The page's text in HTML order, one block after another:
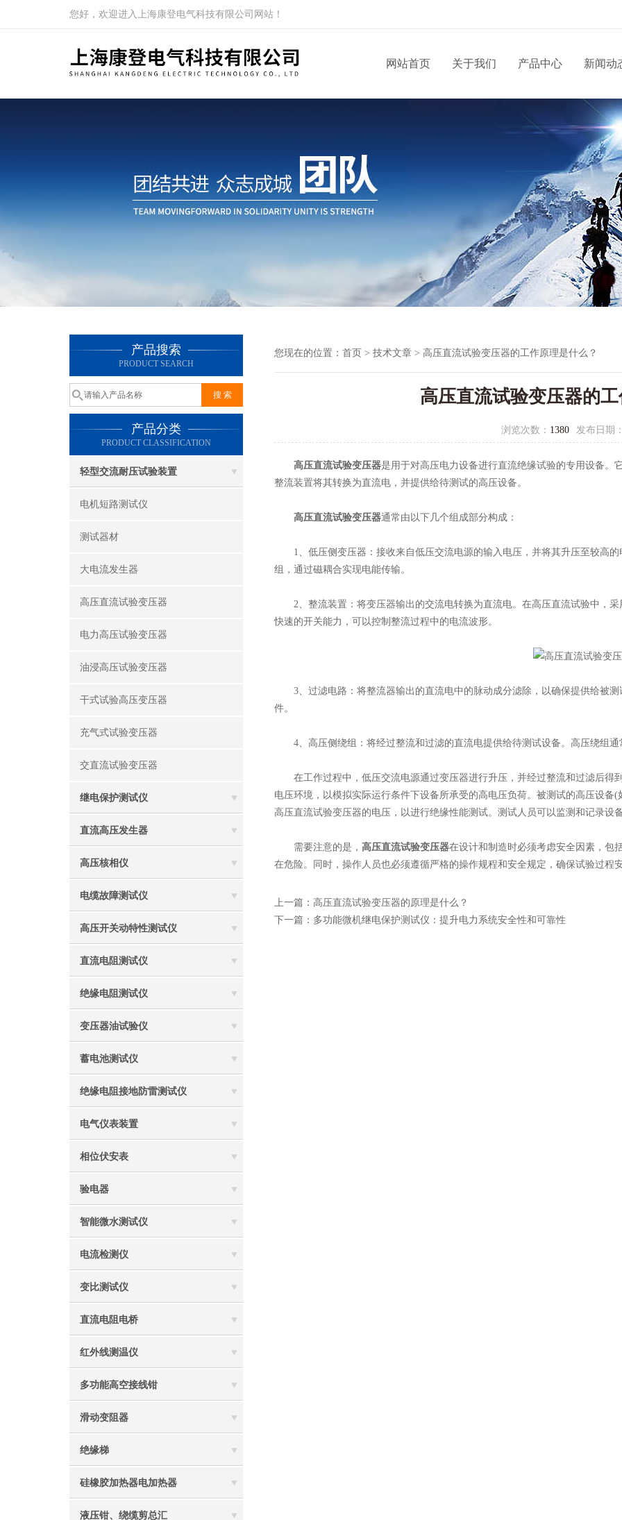
您好，欢迎进入上海康登电气科技有限公司网站！
网站首页 关于我们 产品中心 新闻动
产品搜索
PRODUCT SEARCH
产品分类
PRODUCT CLASSIFICATION
轻型交流耐压试验装置
电机短路测试仪
测试器材
大电流发生器
高压直流试验变压器
电力高压试验变压器
油浸高压试验变压器
干式试验高压变压器
充气式试验变压器
交直流试验变压器
继电保护测试仪
直流高压发生器
高压核相仪
电缆故障测试仪
高压开关动特性测试仪
直流电阻测试仪
绝缘电阻测试仪
变压器油试验仪
蓄电池测试仪
绝缘电阻接地防雷测试仪
电气仪表装置
相位伏安表
验电器
智能微水测试仪
电流检测仪
变比测试仪
直流电阻电桥
红外线测温仪
多功能高空接线钳
滑动变阻器
绝缘梯
硅橡胶加热器电加热器
液压钳、绕缆剪总汇
您现在的位置： 首页 > 技术文章 > 高压直流试验变压器的工作原理是什么？
高压直流试验变压器的
浏览次数： 1380 发布日期
高压直流试验变压器是用于对高压电力设备进行直流绝缘试验的专用设备。
整流装置将其转换为直流电，并提供给待测试的高压设备。
高压直流试验变压器通常由以下几个组成部分构成：
1、低压侧变压器：接收来自低压交流电源的输入电压，并将其升压至较高的
组，通过磁耦合实现电能传输。
2、整流装置：将变压器输出的交流电转换为直流电。在高压直流试验中，采
快速的开关能力，可以控制整流过程中的电流波形。
3、过滤电路：将整流器输出的直流电中的脉动成分滤除，以确保提供给被测
件。
4、高压侧绕组：将经过整流和过滤的直流电提供给待测试设备。高压绕组通
在工作过程中，低压交流电源通过变压器进行升压，并经过整流和过滤后得
电压环境，以模拟实际运行条件下设备所承受的高电压负荷。被测试的高压设
高压直流试验变压器的电压，以进行绝缘性能测试。测试人员可以监测和记录
需要注意的是， 高压直流试验变压器在设计和制造时必须考虑安全因素，包
在危险。同时，操作人员也必须遵循严格的操作规程和安全规定，确保试验过程
上一篇： 高压直流试验变压器的原理是什么？
下一篇： 多功能微机继电保护测试仪：提升电力系统安全性和可靠性